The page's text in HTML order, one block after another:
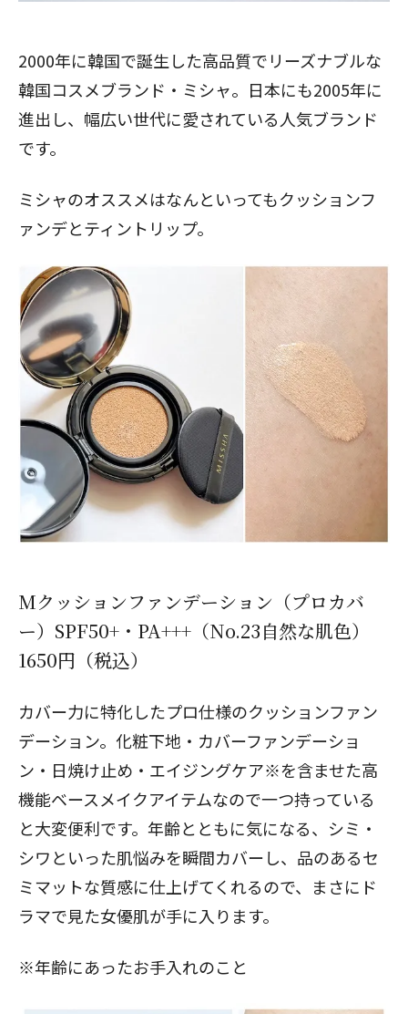
2000年に韓国で誕生した高品質でリーズナブルな
韓国コスメブランド・ミシャ。日本にも2005年に
進出し、幅広い世代に愛されている人気ブランド
です。
ミシャのオススメはなんといってもクッションフ
ァンデとティントリップ。
Mクッションファンデーション（プロカバ
ー）SPF50+・PA+++（No.23自然な肌色）
1650円（税込）
カバー力に特化したプロ仕様のクッションファン
デーション。化粧下地・カバーファンデーショ
ン・日焼け止め・エイジングケア※を含ませた高
機能ベースメイクアイテムなので一つ持っている
と大変便利です。年齢とともに気になる、シミ・
シワといった肌悩みを瞬間カバーし、品のあるセ
ミマットな質感に仕上げてくれるので、まさにド
ラマで見た女優肌が手に入ります。
※年齢にあったお手入れのこと
閉じる